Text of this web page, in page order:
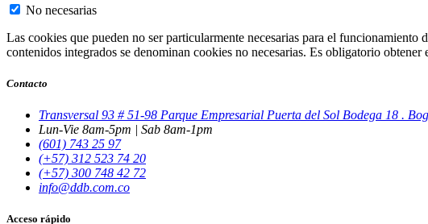
No necesarias
Las cookies que pueden no ser particularmente necesarias para el
contenidos integrados se denominan cookies no necesarias. Es obligatorio
Contacto
Transversal 93 # 51-98 Parque Empresarial Puerta del Sol Bodega 18 .
Lun-Vie 8am-5pm | Sab 8am-1pm
(601) 743 25 97
(+57) 312 523 74 20
(+57) 300 748 42 72
info@ddb.com.co
Acceso rápido